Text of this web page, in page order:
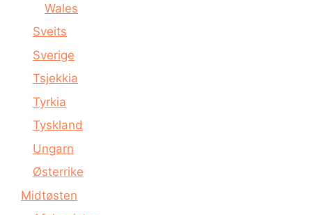
Wales
Sveits
Sverige
Tsjekkia
Tyrkia
Tyskland
Ungarn
Østerrike
Midtøsten